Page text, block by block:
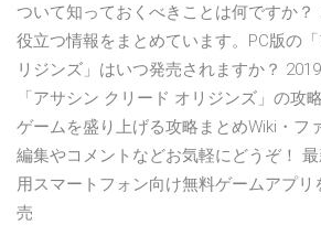
ついて知っておくべきことは何ですか？
役立つ情報をまとめています。PC版の
リジンズ」はいつ発売されますか？
「アサシン クリード オリジンズ」の攻
ゲームを盛り上げる攻略まとめWiki・フ
編集やコメントなどお気軽にどうぞ！
用スマートフォン向け無料ゲームアプリ
売